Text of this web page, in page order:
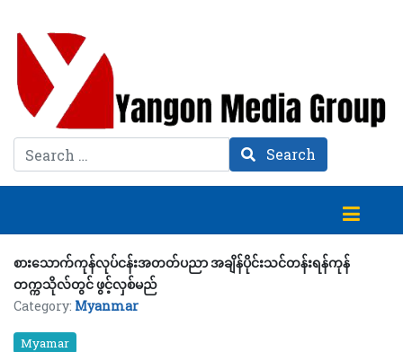
Search Search
စားသောက်ကုန်လုပ်ငန်းအတတ်ပညာ အချိန်ပိုင်းသင်တန်းရန်ကုန်
တက္ကသိုလ်တွင် ဖွင့်လှစ်မည်
Category: Myanmar
Myamar